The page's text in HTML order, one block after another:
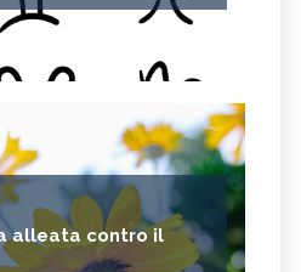
alleata contro il